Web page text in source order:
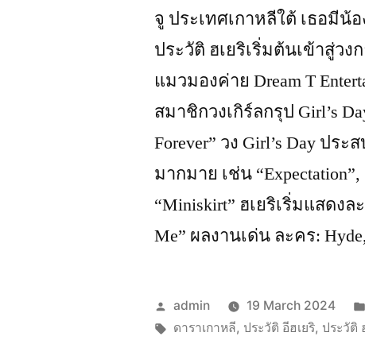
จู ประเทศเกาหลีใต้ เธอมีน้
ประวัติ ฮเยริเริ่มต้นเข้าสู่ว
แมวมองค่าย Dream T
สมาชิกวงเกิร์ลกรุป Girl’s
Forever” วง Girl’s Day ปร
มากมาย เช่น “Expectation”,
“Miniskirt” ฮเยริเริ่มแสดงล
Me” ผลงานเด่น ละคร:
Posted
by
admin 19 March 2024
Tags:
ดาราเกาหลี, ประวัติ อีฮเยริ, ประวัติ